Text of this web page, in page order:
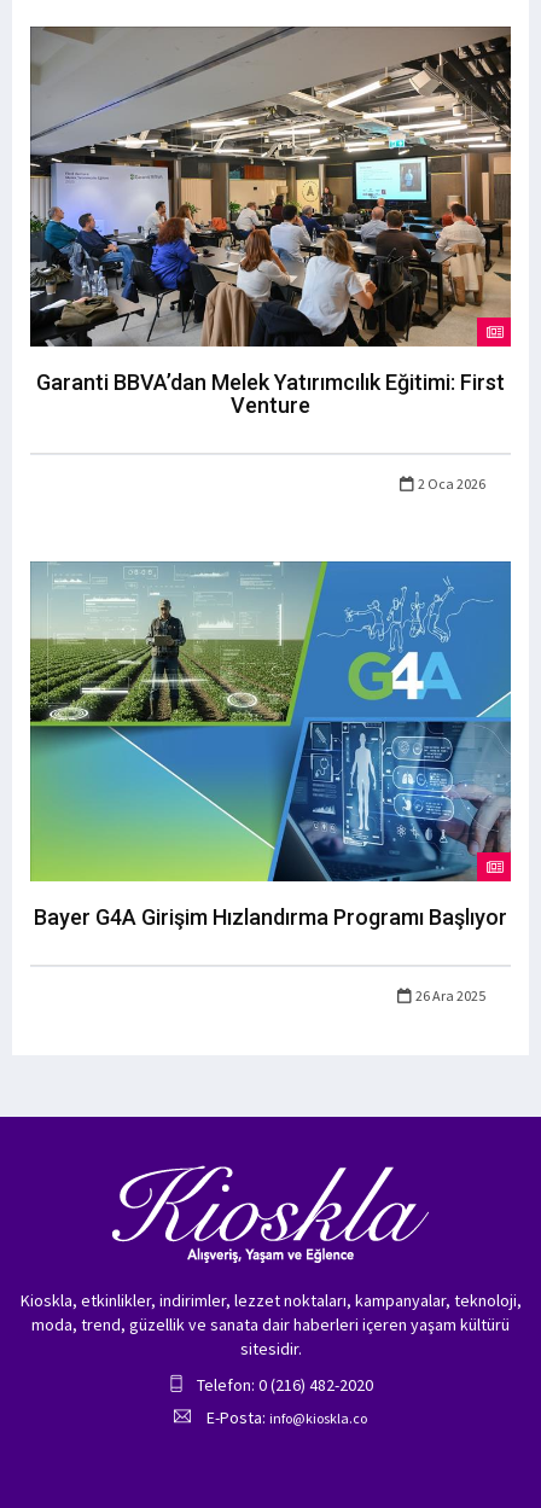
Garanti BBVA’dan Melek Yatırımcılık Eğitimi: First
Venture
2 Oca 2026
Bayer G4A Girişim Hızlandırma Programı Başlıyor
26 Ara 2025
Kioskla, etkinlikler, indirimler, lezzet noktaları, kampanyalar, teknoloji,
moda, trend, güzellik ve sanata dair haberleri içeren yaşam kültürü
sitesidir.
Telefon: 0 (216) 482-2020
E-Posta: info@kioskla.co